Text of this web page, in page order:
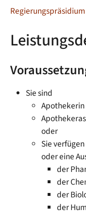
Sie sind
oder
Sie
oder eine
der
der
der
der